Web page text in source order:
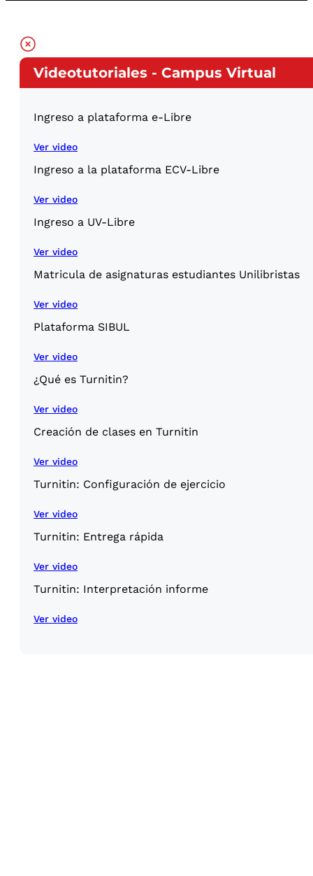
Videotutoriales - Campus Virtual
Ingreso a plataforma e-Libre
Ver video
Ingreso a la plataforma ECV-Libre
Ver video
Ingreso a UV-Libre
Ver video
Matricula de asignaturas estudiantes Unilibristas
Ver video
Plataforma SIBUL
Ver video
¿Qué es Turnitin?
Ver video
Creación de clases en Turnitin
Ver video
Turnitin: Configuración de ejercicio
Ver video
Turnitin: Entrega rápida
Ver video
Turnitin: Interpretación informe
Ver video